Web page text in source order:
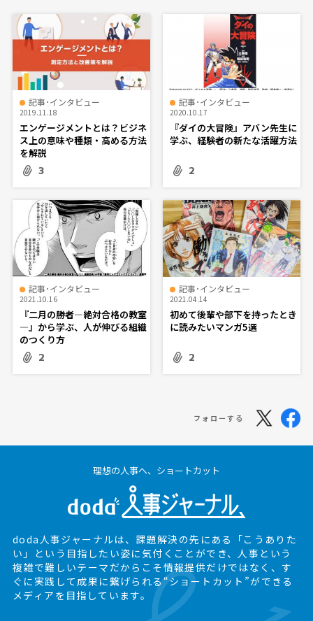
記事･インタビュー
2019.11.18
エンゲージメントとは？ビジネ
ス上の意味や種類・高める方法
を解説
3
記事･インタビュー
2020.10.17
『ダイの大冒険』アバン先生に
学ぶ、経験者の新たな活躍方法
2
記事･インタビュー
2021.10.16
『二月の勝者―絶対合格の教室
―』から学ぶ、人が伸びる組織
のつくり方
2
記事･インタビュー
2021.04.14
初めて後輩や部下を持ったとき
に読みたいマンガ5選
2
フォローする
理想の人事へ、ショートカット
doda人事ジャーナルは、課題解決の先にある
「こうありた
い」という目指したい姿に気付くことができ、 人事という
複雑で難しいテーマだからこそ情報提供だけではなく、 す
ぐに実践して成果に繋げられる“ショートカット”ができる
メディアを目指しています。